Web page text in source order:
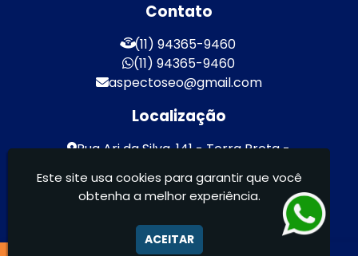
Contato
(11) 94365-9460
(11) 94365-9460
aspectoseo@gmail.com
Localização
Rua Ari da Silva, 141 - Terra Preta -
Aspecto Comunicação Visual Ltda -
Este site usa cookies para garantir que você
obtenha a melhor experiência.
ACEITAR